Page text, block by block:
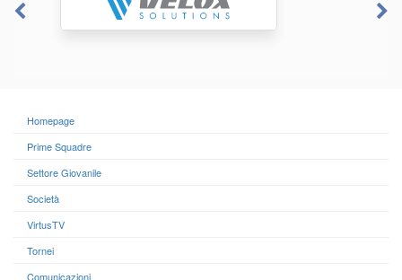
Homepage
Prime Squadre
Settore Giovanile
Società
VirtusTV
Tornei
Comunicazioni